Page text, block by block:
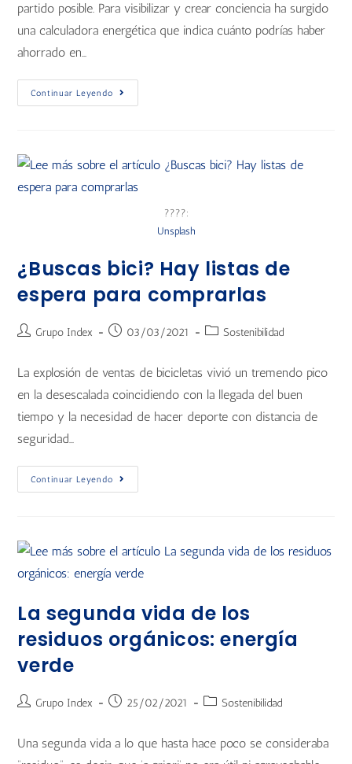
partido posible. Para visibilizar y crear conciencia ha surgido
una calculadora energética que indica cuánto podrías haber
ahorrado en…
Continuar Leyendo
????:
Unsplash
¿Buscas bici? Hay listas de
espera para comprarlas
Grupo Index 03/03/2021 Sostenibilidad
La explosión de ventas de bicicletas vivió un tremendo pico
en la desescalada coincidiendo con la llegada del buen
tiempo y la necesidad de hacer deporte con distancia de
seguridad…
Continuar Leyendo
La segunda vida de los
residuos orgánicos: energía
verde
Grupo Index 25/02/2021 Sostenibilidad
Una segunda vida a lo que hasta hace poco se consideraba